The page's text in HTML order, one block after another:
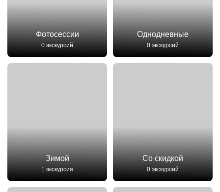
Фотосессии
0 экскурсий
Однодневные
0 экскурсий
Зимой
1 экскурсия
Со скидкой
0 экскурсий